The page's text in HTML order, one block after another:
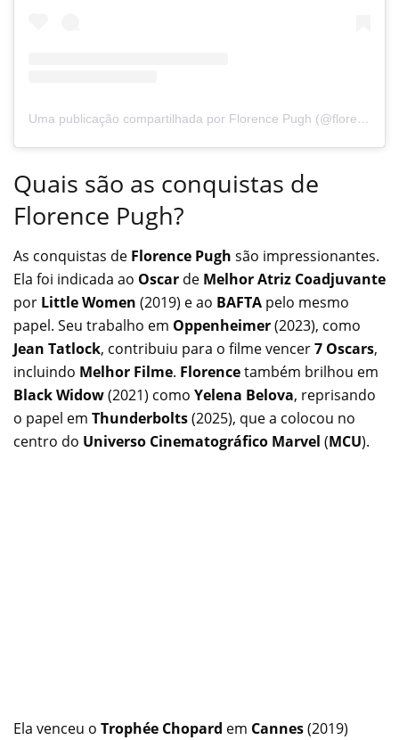
Uma publicação compartilhada por Florence Pugh (@florencepugh)
Quais são as conquistas de
Florence Pugh?
As conquistas de Florence Pugh são impressionantes.
Ela foi indicada ao Oscar de Melhor Atriz Coadjuvante
por Little Women (2019) e ao BAFTA pelo mesmo
papel. Seu trabalho em Oppenheimer(2023), como
Jean Tatlock, contribuiu para o filme vencer7 Oscars,
incluindo Melhor Filme. Florencetambém brilhou em
Black Widow(2021) como Yelena Belova, reprisando
o papel em Thunderbolts(2025), que a colocou no
centro do Universo Cinematográfico Marvel (MCU).
Ela venceu o Trophée Chopard em Cannes(2019)